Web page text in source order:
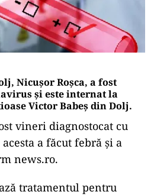
Nicuşor Roşca, a fost
și este internat la
Victor Babeş din Dolj.
vineri diagnostocat cu
a făcut febră și a
news.ro.
tratamentul pentru